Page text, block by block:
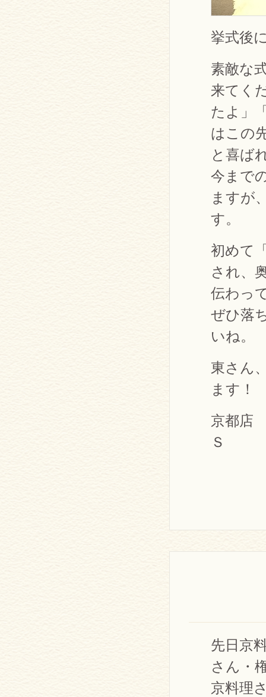
挙式後
素敵な
来てく
たよ」
はこの
と喜ば
今まで
ますが
す。
初めて
され、
伝わっ
ぜひ落
いね。
東さん
ます！
京都店
Ｓ
先日京
さん・
京料理